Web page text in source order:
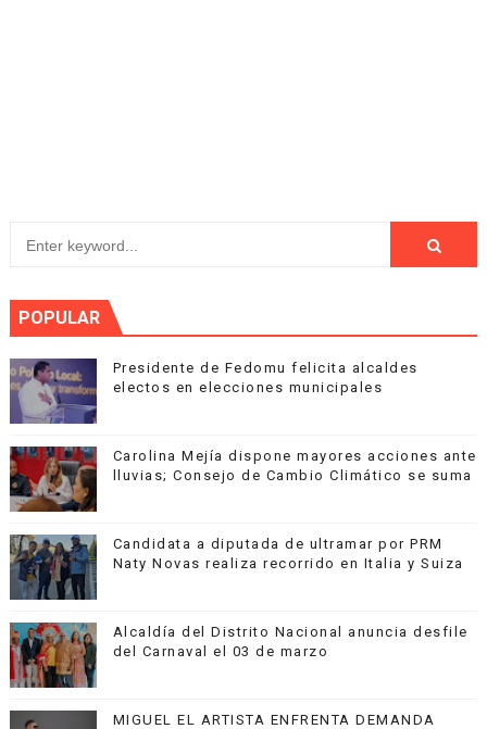
POPULAR
Presidente de Fedomu felicita alcaldes
electos en elecciones municipales
Carolina Mejía dispone mayores acciones ante
lluvias; Consejo de Cambio Climático se suma
Candidata a diputada de ultramar por PRM
Naty Novas realiza recorrido en Italia y Suiza
Alcaldía del Distrito Nacional anuncia desfile
del Carnaval el 03 de marzo
MIGUEL EL ARTISTA ENFRENTA DEMANDA